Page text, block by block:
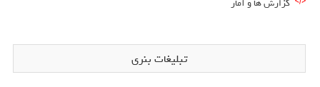
گزارش ها و آمار
تبلیغات بنری